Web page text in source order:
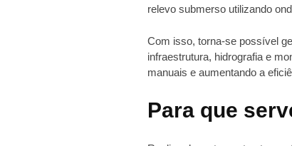
relevo submerso utilizando
Com isso, torna-se possível
infraestrutura, hidrografia e
manuais e aumentando a
Para que